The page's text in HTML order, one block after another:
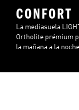
CONFORT
La mediasuela
Ortholite prémium
la mañana a la